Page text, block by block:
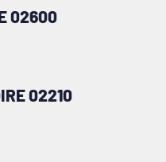
02600
02210